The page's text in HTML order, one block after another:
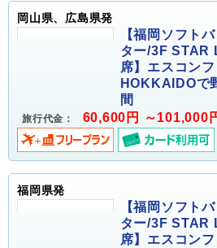
岡山県、広島県発
【福岡ソフト
ター/3F STAR
席】エスコン
HOKKAIDOで
間
旅行代金： 60,600円 ～101,000
福岡県発
【福岡ソフト
ター/3F STAR
席】エスコン